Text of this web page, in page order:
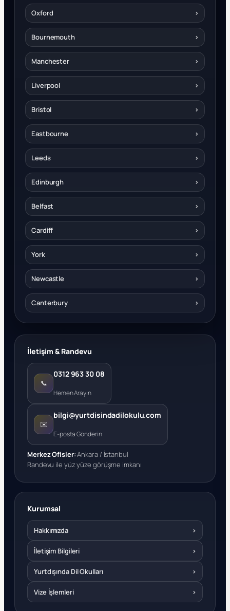
Oxford ›
Bournemouth ›
Manchester ›
Liverpool ›
Bristol ›
Eastbourne ›
Leeds ›
Edinburgh ›
Belfast ›
Cardiff ›
York ›
Newcastle ›
Canterbury ›
İletişim & Randevu
📞
0312 963 30 08
Hemen Arayın
✉️
bilgi@yurtdisindadilokulu.com
E-posta Gönderin
Merkez Ofisler:Ankara / İstanbul
Randevu ile yüz yüze görüşme imkanı
Kurumsal
Hakkımızda ›
İletişim Bilgileri ›
Yurtdışında Dil Okulları ›
Vize İşlemleri ›